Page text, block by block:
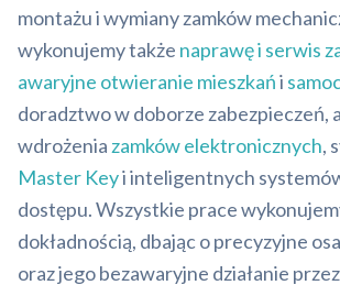
montażu i wymiany zamków
wykonujemy także naprawę i serwis
awaryjne otwieranie mieszkańi
doradztwo w doborze zabezpieczeń,
wdrożenia zamków elektronicznych,
Master Keyi inteligentnych
dostępu. Wszystkie prace
dokładnością, dbając o precyzyjne
oraz jego bezawaryjne działanie